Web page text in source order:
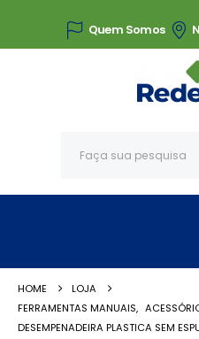
Quem Somos
HOME
LOJA
FERRAMENTAS MANUAIS,
DESEMPENADEIRA PLASTICA SEM